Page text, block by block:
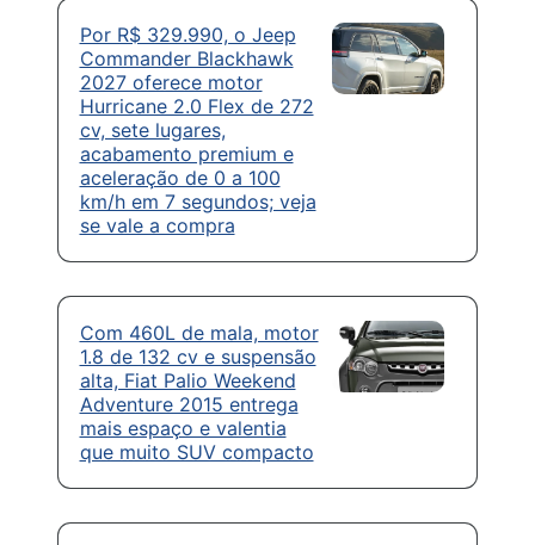
Por R$ 329.990, o Jeep
Commander Blackhawk
2027 oferece motor
Hurricane 2.0 Flex de 272
cv, sete lugares,
acabamento premium e
aceleração de 0 a 100
km/h em 7 segundos; veja
se vale a compra
Com 460L de mala, motor
1.8 de 132 cv e suspensão
alta, Fiat Palio Weekend
Adventure 2015 entrega
mais espaço e valentia
que muito SUV compacto